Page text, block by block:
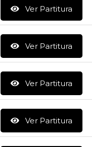
Ver Partitura
Ver Partitura
Ver Partitura
Ver Partitura